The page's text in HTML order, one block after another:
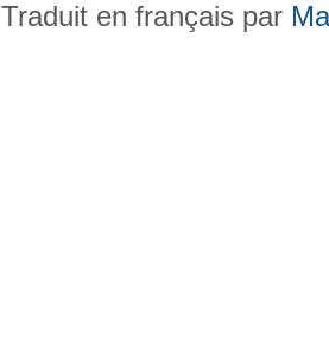
Traduit en français par